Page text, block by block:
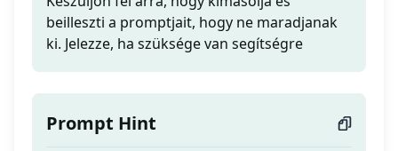
beilleszti a promptjait, hogy ne maradjanak
ki. Jelezze, ha szüksége van segítségre
Prompt Hint